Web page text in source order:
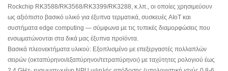
Rockchip RK3588/RK3568/RK3399/RK3288, κ.λπ., οι οποίες χρησιμεύουν
ως αξιόπιστο βασικό υλικό για έξυπνα τερματικά, συσκευές AIoT και
συστήματα edge computing — σύμφωνα με τις τυπικές διαμορφώσεις που
ενσωματώνονται στα δικά μας έξυπνα προϊόντα.
Βασικά πλεονεκτήματα υλικού: Εξοπλισμένο με επεξεργαστές πολλαπλών
σειρών (οκταπύρηνοι/εξαπύρηνοι/τετραπύρηνοι) με ταχύτητες ρολογιού έως